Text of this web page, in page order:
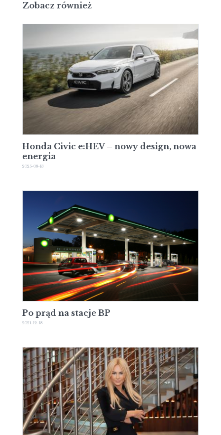
Zobacz również
Honda Civic e:HEV – nowy design, nowa
energia
2025-08-13
Po prąd na stacje BP
2021-12-18